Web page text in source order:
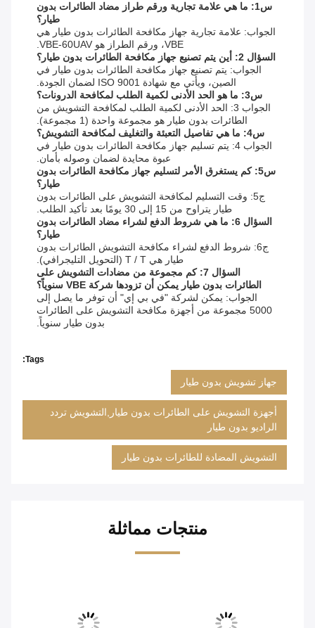
س1: ما هي علامة تجارية ورقم طراز مضاد الطائرات بدون
طيار؟
الجواب: علامة تجارية جهاز مكافحة الطائرات بدون طيار هي
VBE، ورقم الطراز هو VBE-60UAV.
السؤال 2: أين يتم تصنيع جهاز مكافحة الطائرات بدون طيار؟
الجواب: يتم تصنيع جهاز مكافحة الطائرات بدون طيار في
الصين، ويأتي مع شهادة ISO 9001 لضمان الجودة.
س3: ما هو الحد الأدنى لكمية الطلب لمكافحة الدرونات؟
الجواب 3: الحد الأدنى لكمية الطلب لمكافحة التشويش من
الطائرات بدون طيار هو مجموعة واحدة (1 مجموعة).
س4: ما هي تفاصيل التعبئة والتغليف لمكافحة التشويش؟
الجواب 4: يتم تسليم جهاز مكافحة الطائرات بدون طيار في
عبوة محايدة لضمان وصوله بأمان.
س5: كم يستغرق الأمر لتسليم جهاز مكافحة الطائرات بدون
طيار؟
ج5: وقت التسليم لمكافحة التشويش على الطائرات بدون
طيار يتراوح من 15 إلى 30 يومًا بعد تأكيد الطلب.
السؤال 6: ما هي شروط الدفع لشراء مضاد الطائرات بدون
طيار؟
ج6: شروط الدفع لشراء مكافحة التشويش الطائرات بدون
طيار هي T / T (التحويل التليجرافي).
السؤال 7: كم مجموعة من مضادات التشويش على
الطائرات بدون طيار يمكن أن تزودها شركة VBE سنوياً؟
الجواب: يمكن لشركة "في بي إي" أن توفر ما يصل إلى
5000 مجموعة من أجهزة مكافحة التشويش على الطائرات
بدون طيار سنوياً.
Tags:
جهاز تشويش بدون طيار
أجهزة التشويش على الطائرات بدون طيار,التشويش تردد
الراديو بدون طيار
التشويش المضادة للطائرات بدون طيار
منتجات مماثلة